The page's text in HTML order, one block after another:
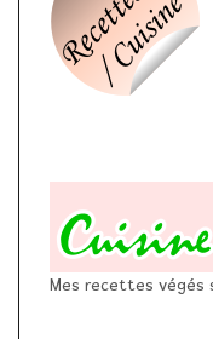
Mes recettes végés